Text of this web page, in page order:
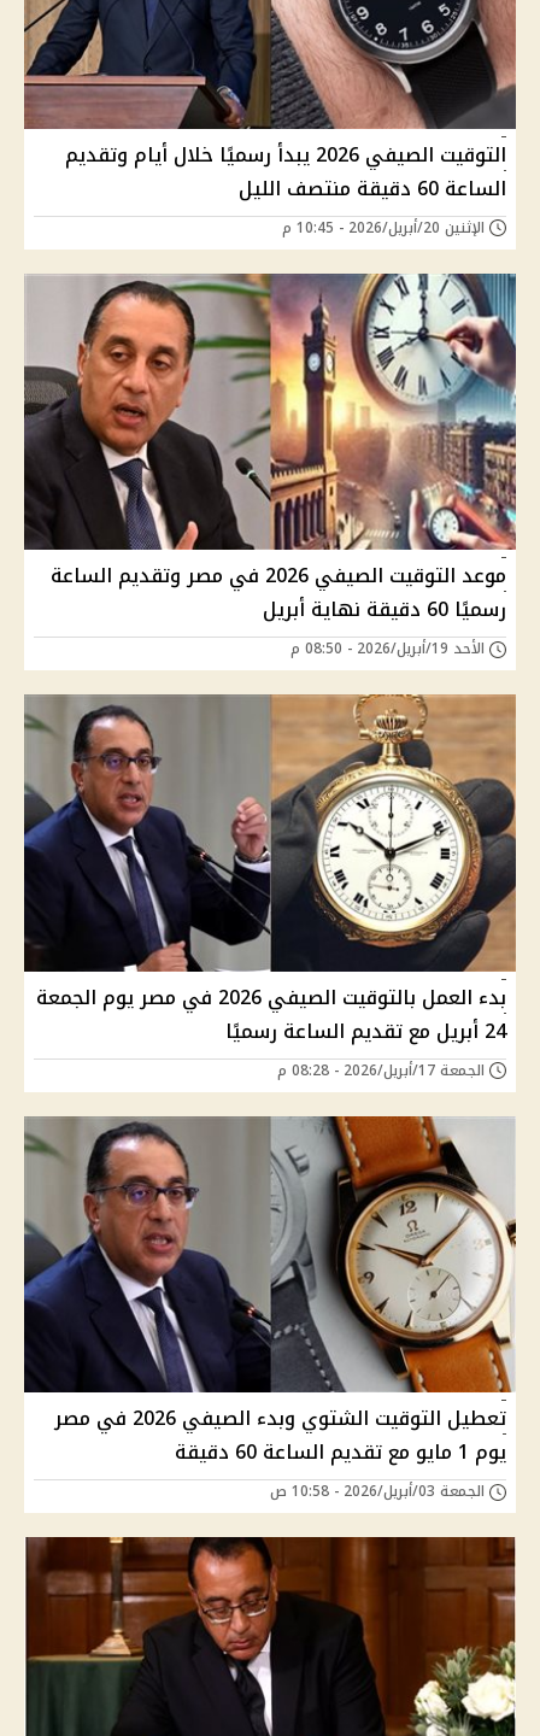
التوقيت الصيفي 2026 يبدأ رسميًا خلال أيام وتقديم
الساعة 60 دقيقة منتصف الليل
الإثنين 20/أبريل/2026 - 10:45 م
موعد التوقيت الصيفي 2026 في مصر وتقديم الساعة
رسميًا 60 دقيقة نهاية أبريل
الأحد 19/أبريل/2026 - 08:50 م
بدء العمل بالتوقيت الصيفي 2026 في مصر يوم الجمعة
24 أبريل مع تقديم الساعة رسميًا
الجمعة 17/أبريل/2026 - 08:28 م
تعطيل التوقيت الشتوي وبدء الصيفي 2026 في مصر
يوم 1 مايو مع تقديم الساعة 60 دقيقة
الجمعة 03/أبريل/2026 - 10:58 ص